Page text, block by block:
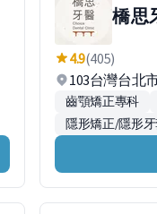
橋思
4.9(405)
103台灣台北
齒顎矯正專科
隱形矯正/隱形